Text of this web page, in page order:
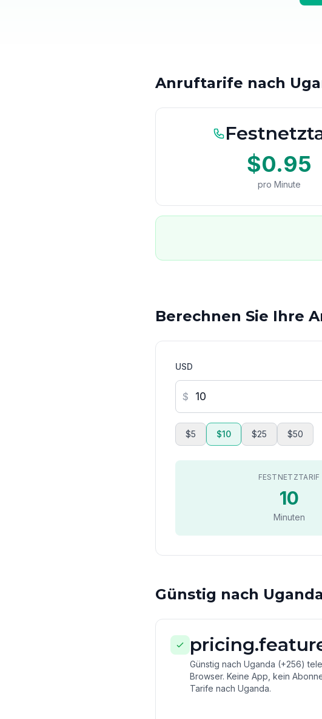
Anruftarife nach
$0.95
pro Minute
Berechnen Sie Ihre
USD
$
$5 $10 $25 $50
FESTNETZTARIF
10
Minuten
Günstig nach
Günstig nach Uganda (+256)
Browser. Keine App, kein
Tarife nach Uganda.